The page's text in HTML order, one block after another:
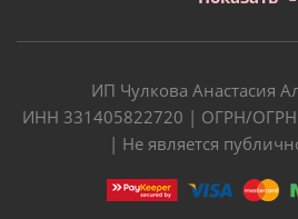
ИП Чулкова Анастасия
ИНН 331405822720 | ОГРН/
| Не является